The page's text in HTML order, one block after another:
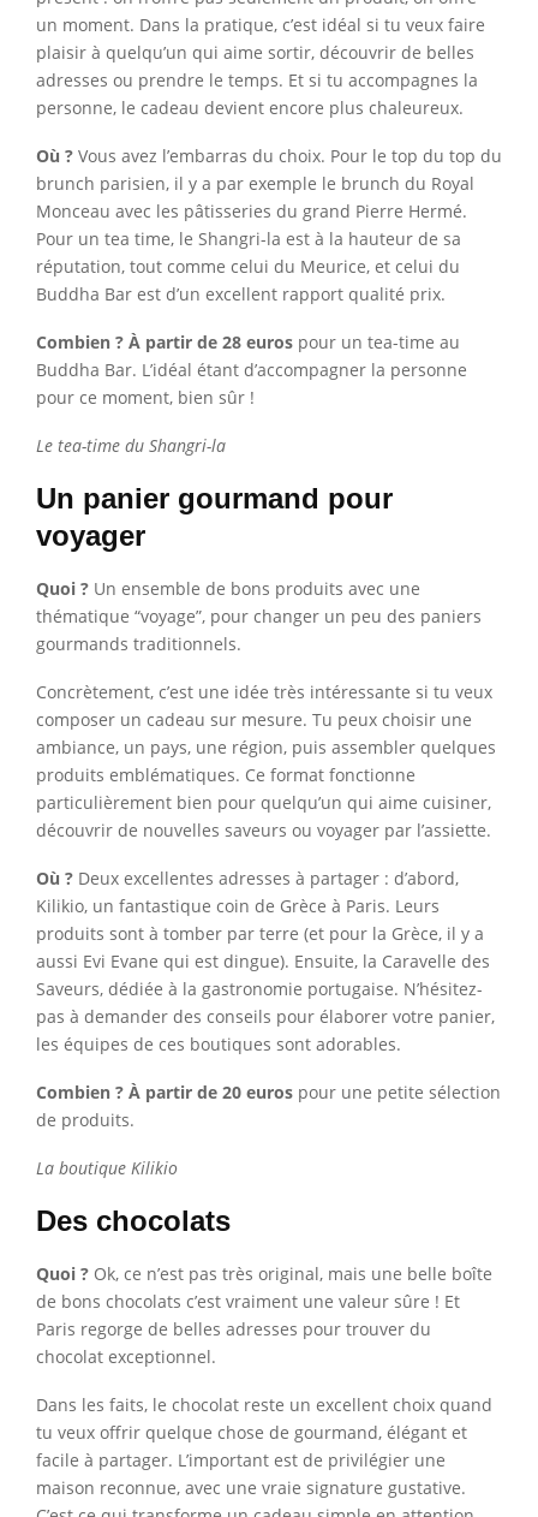
un moment. Dans la pratique, c’est idéal si tu veux faire
plaisir à quelqu’un qui aime sortir, découvrir de belles
adresses ou prendre le temps. Et si tu accompagnes la
personne, le cadeau devient encore plus chaleureux.
Où ? Vous avez l’embarras du choix. Pour le top du top du
brunch parisien, il y a par exemple le brunch du Royal
Monceau avec les pâtisseries du grand Pierre Hermé.
Pour un tea time, le Shangri-la est à la hauteur de sa
réputation, tout comme celui du Meurice, et celui du
Buddha Bar est d’un excellent rapport qualité prix.
Combien ? À partir de 28 euros pour un tea-time au
Buddha Bar. L’idéal étant d’accompagner la personne
pour ce moment, bien sûr !
Le tea-time du Shangri-la
Un panier gourmand pour
voyager
Quoi ? Un ensemble de bons produits avec une
thématique “voyage”, pour changer un peu des paniers
gourmands traditionnels.
Concrètement, c’est une idée très intéressante si tu veux
composer un cadeau sur mesure. Tu peux choisir une
ambiance, un pays, une région, puis assembler quelques
produits emblématiques. Ce format fonctionne
particulièrement bien pour quelqu’un qui aime cuisiner,
découvrir de nouvelles saveurs ou voyager par l’assiette.
Où ? Deux excellentes adresses à partager : d’abord,
Kilikio, un fantastique coin de Grèce à Paris. Leurs
produits sont à tomber par terre (et pour la Grèce, il y a
aussi Evi Evane qui est dingue). Ensuite, la Caravelle des
Saveurs, dédiée à la gastronomie portugaise. N’hésitez-
pas à demander des conseils pour élaborer votre panier,
les équipes de ces boutiques sont adorables.
Combien ? À partir de 20 euros pour une petite sélection
de produits.
La boutique Kilikio
Des chocolats
Quoi ? Ok, ce n’est pas très original, mais une belle boîte
de bons chocolats c’est vraiment une valeur sûre ! Et
Paris regorge de belles adresses pour trouver du
chocolat exceptionnel.
Dans les faits, le chocolat reste un excellent choix quand
tu veux offrir quelque chose de gourmand, élégant et
facile à partager. L’important est de privilégier une
maison reconnue, avec une vraie signature gustative.